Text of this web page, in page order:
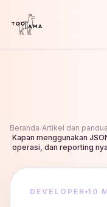
Beranda Artikel dan
Kapan menggunakan
operasi, dan reporting
DEVELOPER 10